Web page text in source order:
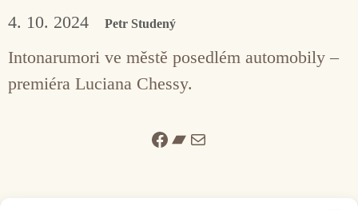
4. 10. 2024 Petr Studený
Intonarumori ve městě posedlém automobily –
premiéra Luciana Chessy.
Facebook
Bandcamp
Mail